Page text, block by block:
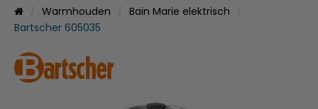
Warmhouden
Bain Marie elektrisch
Bartscher 605035